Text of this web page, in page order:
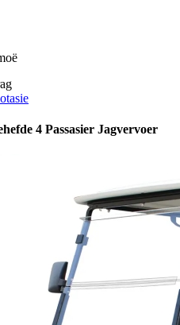
4 Passasier Jagvervoer